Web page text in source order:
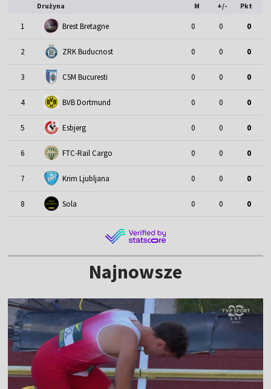
Drużyna M +/- Pkt
1 Brest Bretagne 0 0 0
2 ZRK Buducnost 0 0 0
3 CSM Bucuresti 0 0 0
4 BVB Dortmund 0 0 0
5 Esbjerg 0 0 0
6 FTC-Rail Cargo 0 0 0
7 Krim Ljubljana 0 0 0
8 Sola 0 0 0
Najnowsze